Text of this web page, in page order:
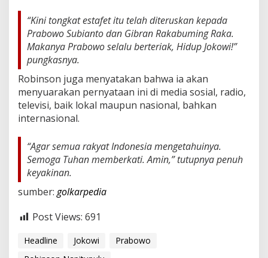
“Kini tongkat estafet itu telah diteruskan kepada
Prabowo Subianto dan Gibran Rakabuming Raka.
Makanya Prabowo selalu berteriak, Hidup Jokowi!”
pungkasnya.
Robinson juga menyatakan bahwa ia akan
menyuarakan pernyataan ini di media sosial, radio,
televisi, baik lokal maupun nasional, bahkan
internasional.
“Agar semua rakyat Indonesia mengetahuinya.
Semoga Tuhan memberkati. Amin,” tutupnya penuh
keyakinan.
sumber: golkarpedia
Post Views: 691
Headline Jokowi
Prabowo